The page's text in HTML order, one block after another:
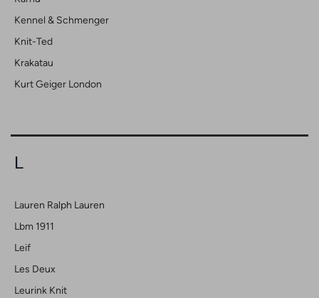
Kennel & Schmenger
Knit-Ted
Krakatau
Kurt Geiger London
L
Lauren Ralph Lauren
Lbm 1911
Leif
Les Deux
Leurink Knit